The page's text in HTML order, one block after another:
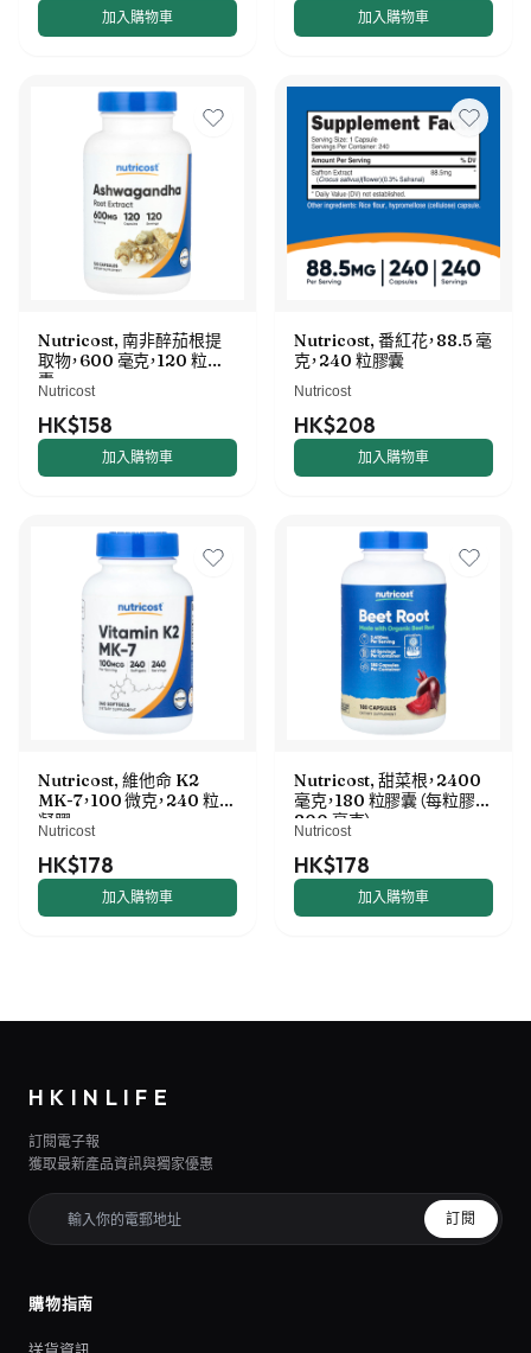
加入購物車
加入購物車
Nutricost, 南非醉茄根提
取物，600 毫克，120 粒膠
囊
Nutricost
HK$158
加入購物車
Nutricost, 番紅花，88.5 毫
克，240 粒膠囊
Nutricost
HK$208
加入購物車
Nutricost, 維他命 K2
MK-7，100 微克，240 粒軟
凝膠
Nutricost
HK$178
加入購物車
Nutricost, 甜菜根，2400
毫克，180 粒膠囊（每粒膠囊
800 毫克）
Nutricost
HK$178
加入購物車
HKINLIFE
訂閱電子報
獲取最新產品資訊與獨家優惠
訂閱
購物指南